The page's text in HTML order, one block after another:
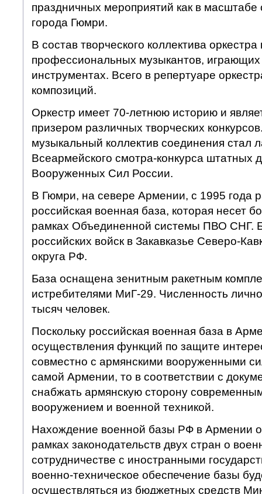
праздничных мероприятий как в масштабе
города Гюмри.
В состав творческого коллектива оркестра
профессиональных музыкантов,
инструментах. Всего в репертуаре
композиций.
Оркестр имеет 70-летнюю историю и
призером различных творческих
музыкальный коллектив соединения стал
Всеармейского смотра-конкурса штатных
Вооруженных Сил России.
В Гюмри, на севере Армении, с 1995 года
российская военная база, которая несет
рамках Объединенной системы ПВО СНГ.
российских войск в Закавказье Северо-
округа РФ.
База оснащена зенитным ракетным
истребителями МиГ-29. Численность
тысяч человек.
Поскольку российская военная база в
осуществления функций по защите
совместно с армянскими вооруженными
самой Армении, то в соответствии с
снабжать армянскую сторону
вооружением и военной техникой.
Нахождение военной базы РФ в Армении
рамках законодательств двух стран о
сотрудничестве с иностранными
военно-техническое обеспечение базы
осуществляться из бюджетных средств